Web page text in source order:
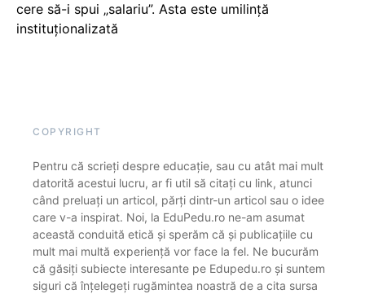
cere să-i spui „salariu”. Asta este umilință
instituționalizată
COPYRIGHT
Pentru că scrieți despre educație, sau cu atât mai mult
datorită acestui lucru, ar fi util să citați cu link, atunci
când preluați un articol, părți dintr-un articol sau o idee
care v-a inspirat. Noi, la EduPedu.ro ne-am asumat
această conduită etică și sperăm că și publicațiile cu
mult mai multă experiență vor face la fel. Ne bucurăm
că găsiți subiecte interesante pe Edupedu.ro și suntem
siguri că înțelegeți rugămintea noastră de a cita sursa